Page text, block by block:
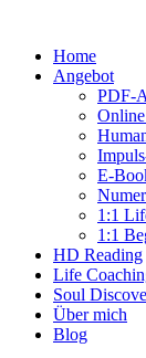
Home
Angebot
PDF-
E-
1:1
1:1
HD Reading
Life
Soul
Über mich
Blog